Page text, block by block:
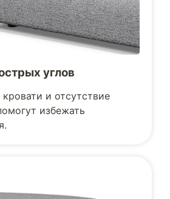
углов
и отсутствие
избежать